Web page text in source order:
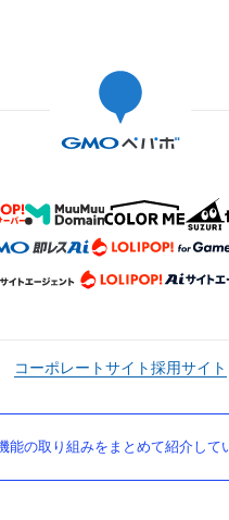
コーポレートサイト採用サイト
の取り組みをまとめて紹介して